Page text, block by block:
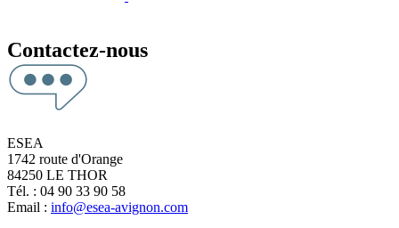
Contactez-nous
ESEA
1742 route d'Orange
84250 LE THOR
Tél. : 04 90 33 90 58
Email : info@esea-avignon.com